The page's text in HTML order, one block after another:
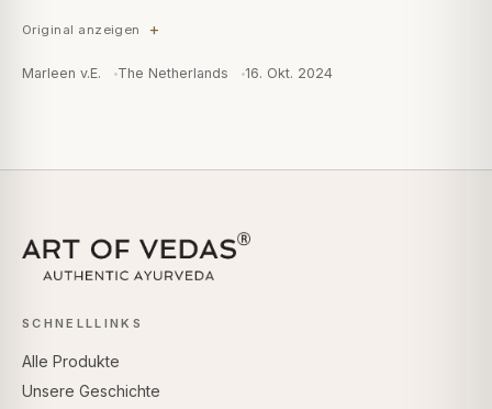
Original anzeigen
Marleen v.E. The Netherlands 16. Okt. 2024
SCHNELLLINKS
Alle Produkte
Unsere Geschichte